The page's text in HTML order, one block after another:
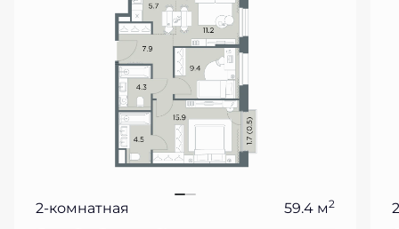
2-комнатная 59.4 м2